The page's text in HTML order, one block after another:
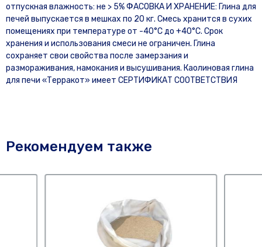
отпускная влажность: не > 5% ФАСОВКА И ХРАНЕНИЕ: Глина для
печей выпускается в мешках по 20 кг. Смесь хранится в сухих
помещениях при температуре от -40°С до +40°С. Срок
хранения и использования смеси не ограничен. Глина
сохраняет свои свойства после замерзания и
размораживания, намокания и высушивания. Каолиновая глина
для печи «Терракот» имеет СЕРТИФИКАТ СООТВЕТСТВИЯ
Рекомендуем также